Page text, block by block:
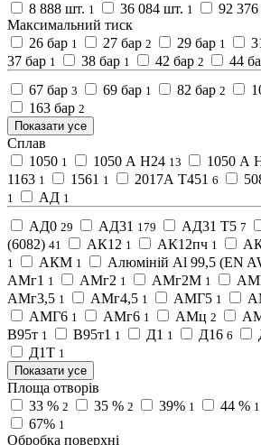
8 888 шт. 1 36 084 шт. 1 92
Максимальний тиск
26 бар 1 27 бар 2 29 бар 1
37 бар 1 38 бар 1 42 бар 2 44
67 бар 3 69 бар 1 82 бар 2
163 бар 2
Показати усе
Сплав
1050 1 1050 А Н24 13 1050 А
1163 1 1561 1 2017А Т451 6
1 АД 1
АД0 29 АД31 179 АД31 Т5 7
(6082) 41 АК12 1 АК12пч 1
1 АКМ 1 Алюміній Al 99,5 (EN
АМг1 1 АМг2 1 АМг2М 1
АМг3,5 1 АМг4,5 1 АМГ5 1
АМГ6 1 АМг6 1 АМц 2
В95т 1 В95т1 1 Д1 1 Д16 6
Д1Т 1
Показати усе
Площа отворів
33 % 2 35 % 2 39% 1 44 % 1
67% 1
Обробка поверхні